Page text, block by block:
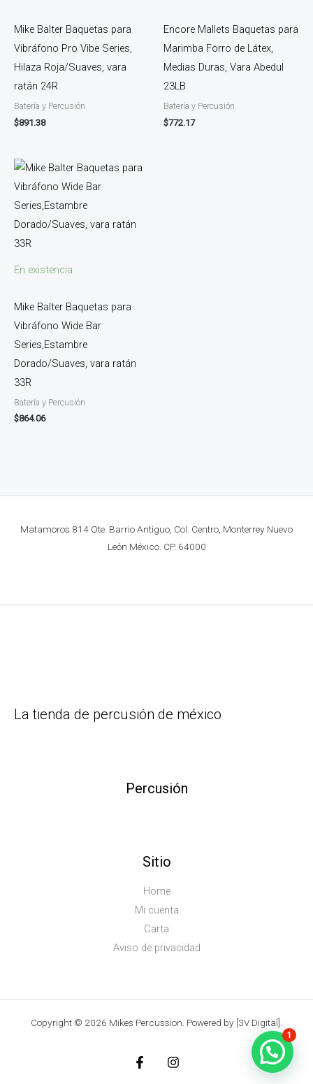
Mike Balter Baquetas para
Vibráfono Pro Vibe Series,
Hilaza Roja/Suaves, vara
ratán 24R
Batería y Percusión
$891.38
Encore Mallets Baquetas para
Marimba Forro de Látex,
Medias Duras, Vara Abedul
23LB
Batería y Percusión
$772.17
En existencia
Mike Balter Baquetas para
Vibráfono Wide Bar
Series,Estambre
Dorado/Suaves, vara ratán
33R
Batería y Percusión
$864.06
Matamoros 814 Ote. Barrio Antiguo, Col. Centro, Monterrey Nuevo
León México. CP. 64000
La tienda de percusión de méxico
Percusión
Sitio
Home
Mi cuenta
Carta
Aviso de privacidad
Copyright © 2026 Mikes Percussion. Powered by [3V Digital].
1